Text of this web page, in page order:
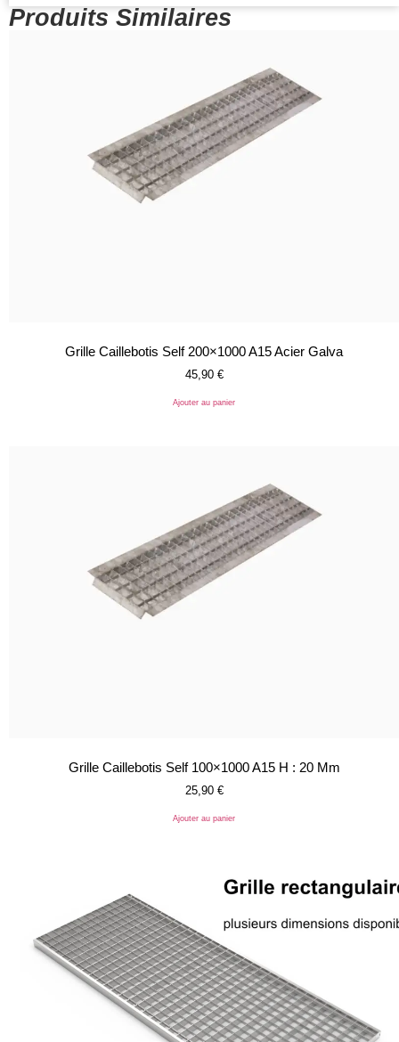
Produits Similaires
Grille Caillebotis Self 200×1000 A15 Acier Galva
45,90 €
Ajouter au panier
Grille Caillebotis Self 100×1000 A15 H : 20 Mm
25,90 €
Ajouter au panier